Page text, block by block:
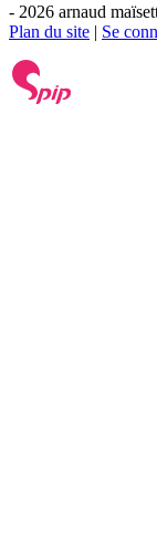
- 2026 arnaud
Plan du site | Se